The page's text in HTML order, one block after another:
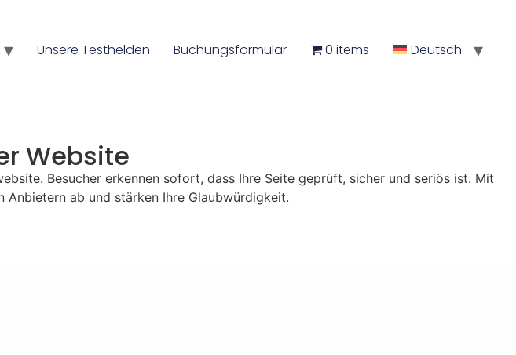
Unsere Testhelden Buchungsformular 0 items Deutsch
Website
Besucher erkennen sofort, dass Ihre Seite geprüft, sicher und seriös ist. Mit
Anbietern ab und stärken Ihre Glaubwürdigkeit.